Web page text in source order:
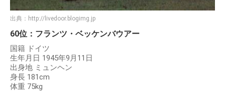
出典： http://livedoor.blogimg.jp
60位：フランツ・ベッケンバウアー
国籍 ドイツ
生年月日 1945年9月11日
出身地 ミュンヘン
身長 181cm
体重 75kg